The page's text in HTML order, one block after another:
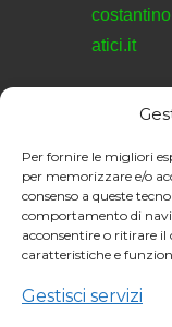
Per fornire le migliori
per memorizzare e/o
consenso a queste
comportamento di
acconsentire o ritirare
caratteristiche e
Gestisci servizi
atici.it
La